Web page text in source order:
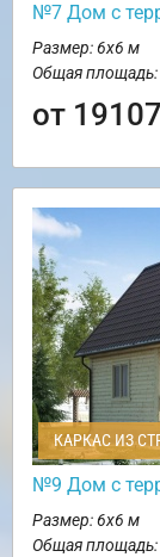
№7 Дом с
Размер: 6х6 м
Общая
от
КАРКАС ИЗ
№9 Дом с
Размер: 6х6 м
Общая площадь: